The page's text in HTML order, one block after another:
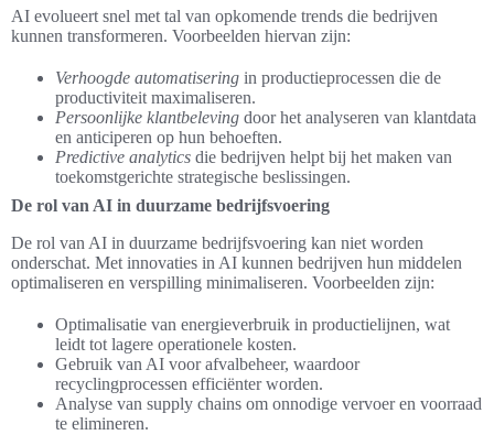
AI evolueert snel met tal van opkomende trends die bedrijven
kunnen transformeren. Voorbeelden hiervan zijn:
Verhoogde automatisering in productieprocessen die de
productiviteit maximaliseren.
Persoonlijke klantbeleving door het analyseren van klantdata
en anticiperen op hun behoeften.
Predictive analytics die bedrijven helpt bij het maken van
toekomstgerichte strategische beslissingen.
De rol van AI in duurzame bedrijfsvoering
De rol van AI in duurzame bedrijfsvoering kan niet worden
onderschat. Met innovaties in AI kunnen bedrijven hun middelen
optimaliseren en verspilling minimaliseren. Voorbeelden zijn:
Optimalisatie van energieverbruik in productielijnen, wat
leidt tot lagere operationele kosten.
Gebruik van AI voor afvalbeheer, waardoor
recyclingprocessen efficiënter worden.
Analyse van supply chains om onnodige vervoer en voorraad
te elimineren.